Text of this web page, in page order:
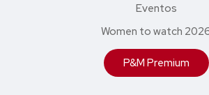
Eventos
Women to watch
P&M Premium